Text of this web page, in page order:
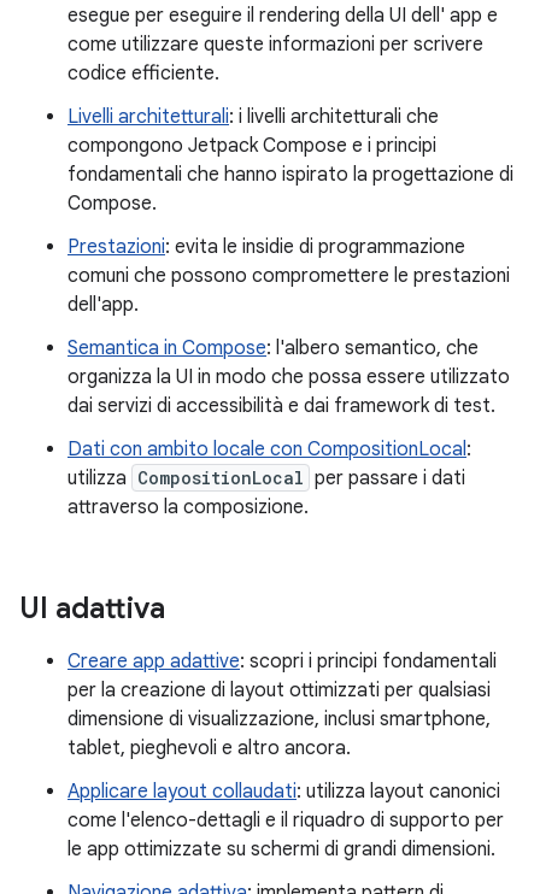
esegue per eseguire il rendering della UI dell' app e
come utilizzare queste informazioni per scrivere
codice efficiente.
Livelli architetturali: i livelli architetturali che
compongono Jetpack Compose e i principi
fondamentali che hanno ispirato la progettazione di
Compose.
Prestazioni: evita le insidie di programmazione
comuni che possono compromettere le prestazioni
dell'app.
Semantica in Compose: l'albero semantico, che
organizza la UI in modo che possa essere utilizzato
dai servizi di accessibilità e dai framework di test.
Dati con ambito locale con CompositionLocal:
utilizza CompositionLocal per passare i dati
attraverso la composizione.
UI adattiva
Creare app adattive: scopri i principi fondamentali
per la creazione di layout ottimizzati per qualsiasi
dimensione di visualizzazione, inclusi smartphone,
tablet, pieghevoli e altro ancora.
Applicare layout collaudati: utilizza layout canonici
come l'elenco-dettagli e il riquadro di supporto per
le app ottimizzate su schermi di grandi dimensioni.